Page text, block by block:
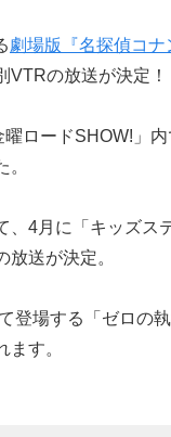
劇場版『名探偵コナ
VTRの放送が決定！
ロードSHOW!」
、4月に「キッズス
放送が決定。
登場する「ゼロの
ます。